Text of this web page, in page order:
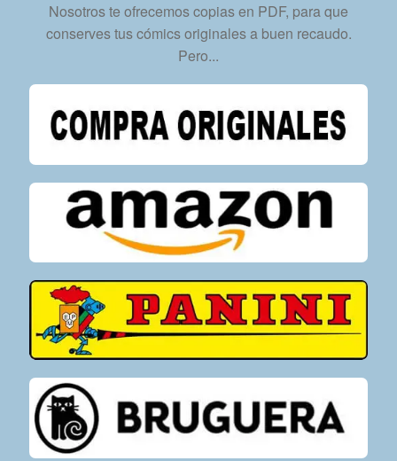
Nosotros te ofrecemos copias en PDF, para que
conserves tus cómics originales a buen recaudo.
Pero...